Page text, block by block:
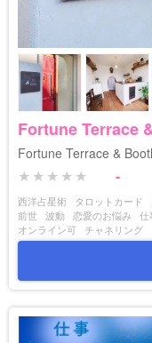
Fortune Terrace
Fortune Terrace &
-
西洋占星術 タロットカード
前世
波動 恋愛のお悩み 仕
オンライン可
チャネリング